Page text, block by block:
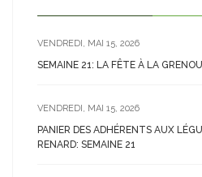
VENDREDI, MAI 15, 2026
SEMAINE 21: LA FÊTE À LA
VENDREDI, MAI 15, 2026
PANIER DES ADHÉRENTS AUX
RENARD: SEMAINE 21